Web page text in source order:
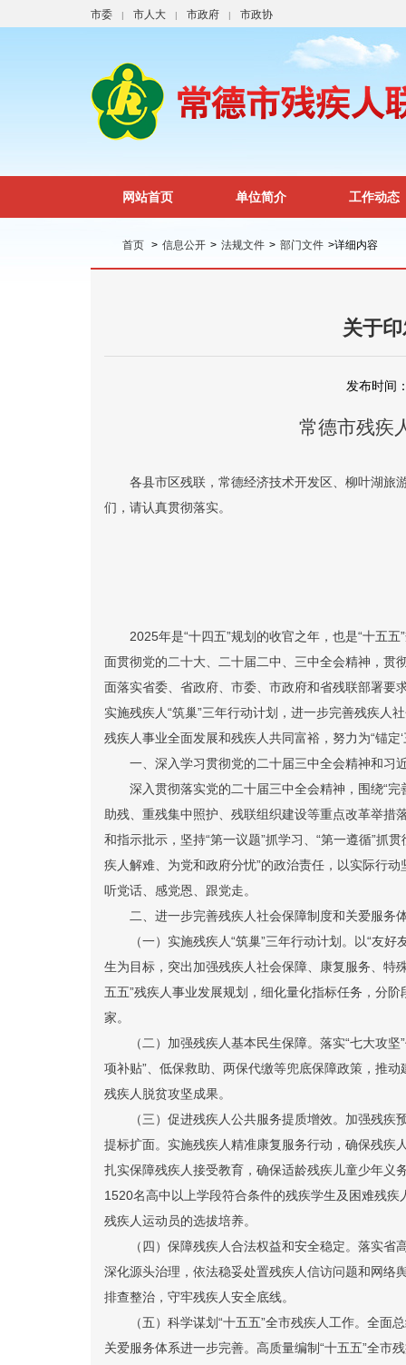
市委 | 市人大 | 市政府 | 市政协
网站首页 单位简介 工作动态
首页 > 信息公开 > 法规文件 > 部门文件 >详细内容
关于
发布时间
常德市残疾
各县市区残联，常德经济技术开发区、柳叶湖旅
们，请认真贯彻落实。
2025年是“十四五”规划的收官之年，也是“十五
面贯彻党的二十大、二十届二中、三中全会精神，贯
面落实省委、省政府、市委、市政府和省残联部署要
实施残疾人“筑巢”三年行动计划， 进一步完善残疾人
残疾人事业全面发展和残疾人共同富裕，努力为“锚定
一、深入学习贯彻党的二十届三中全会精神和习
深入贯彻落实党的二十届三中全会精神，围绕“
助残、重残集中照护、残联组织建设等重点改革举措
和指示批示，坚持“第一议题”抓学习、“第一遵循”抓
疾人解难、为党和政府分忧”的政治责任，以实际行动
听党话、感党恩、跟党走。
二、进一步完善残疾人社会保障制度和关爱服务
（一）实施残疾人“筑巢”三年行动计划。
以“友好
生为目标，突出加强残疾人社会保障、康复服务、特
五五”残疾人事业发展规划，细化量化指标任务，分
家。
（二）加强残疾人基本民生保障。 落实“七大攻
项补贴”、低保救助、两保代缴等兜底保障政策，推
残疾人脱贫攻坚成果。
（三）促进残疾人公共服务提质增效。 加强残疾
提标扩面。实施残疾人精准康复服务行动，确保残疾
扎实保障残疾人接受教育，确保适龄残疾儿童少年义
1520名高中以上学段符合条件的残疾学生及困难残
残疾人运动员的选拔培养。
（四）保障残疾人合法权益和安全稳定。 落实省
深化源头治理，依法稳妥处置残疾人信访问题和网络
排查整治，守牢残疾人安全底线。
（五）科学谋划“十五五”全市残疾人工作。 全面
关爱服务体系进一步完善。高质量编制“十五五”全市